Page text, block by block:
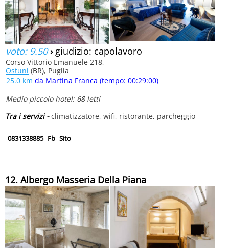
voto: 9.50› giudizio: capolavoro
Corso Vittorio Emanuele 218,
Ostuni (BR), Puglia
25.0 km da Martina Franca (tempo: 00:29:00)
Medio piccolo hotel: 68 letti
Tra i servizi -climatizzatore, wifi, ristorante, parcheggio
0831338885 Fb Sito
12. Albergo Masseria Della Piana